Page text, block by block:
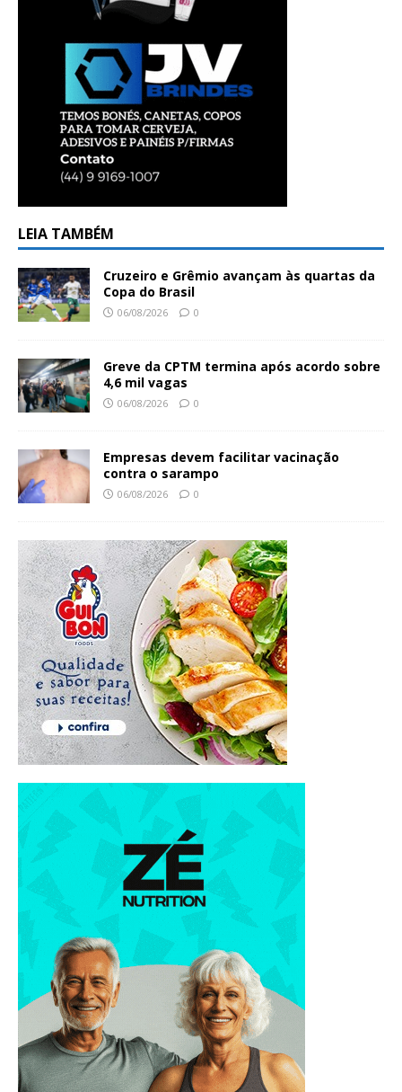
LEIA TAMBÉM
Cruzeiro e Grêmio avançam às quartas da
Copa do Brasil
06/08/2026 0
Greve da CPTM termina após acordo sobre
4,6 mil vagas
06/08/2026 0
Empresas devem facilitar vacinação
contra o sarampo
06/08/2026 0